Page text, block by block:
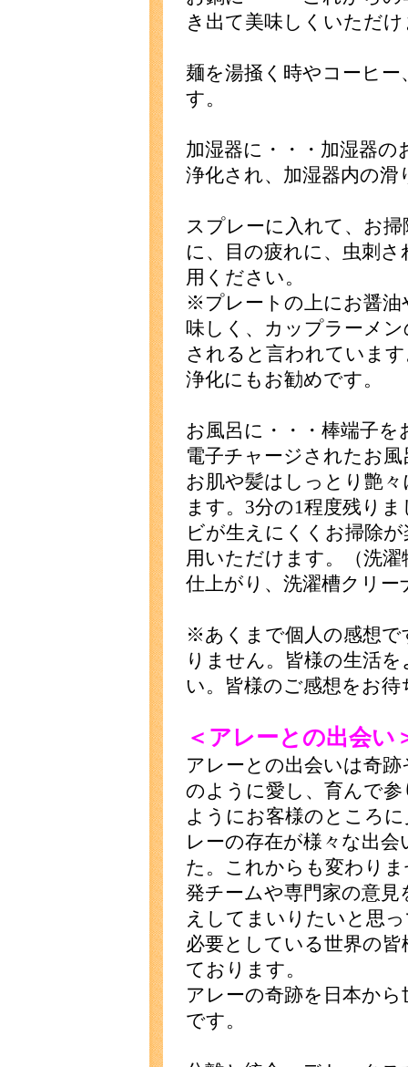
き出て美味しくいただ
麺を湯掻く時やコーヒ
す。
加湿器に・・・加湿器
浄化され、加湿器内の
スプレーに入れて、お
に、目の疲れに、虫刺
用ください。
※プレートの上にお醤油
味しく、カップラーメ
されると言われていま
浄化にもお勧めです。
お風呂に・・・棒端子
電子チャージされたお
お肌や髪はしっとり艶
ます。3分の1程度残り
ビが生えにくくお掃除
用いただけます。（洗
仕上がり、洗濯槽クリ
※あくまで個人の感想で
りません。皆様の生活
い。皆様のご感想をお
＜アレーとの出会い
アレーとの出会いは奇
のように愛し、育んで
ようにお客様のところ
レーの存在が様々な出
た。これからも変わり
発チームや専門家の意
えしてまいりたいと思
必要としている世界の
ております。
アレーの奇跡を日本か
です。